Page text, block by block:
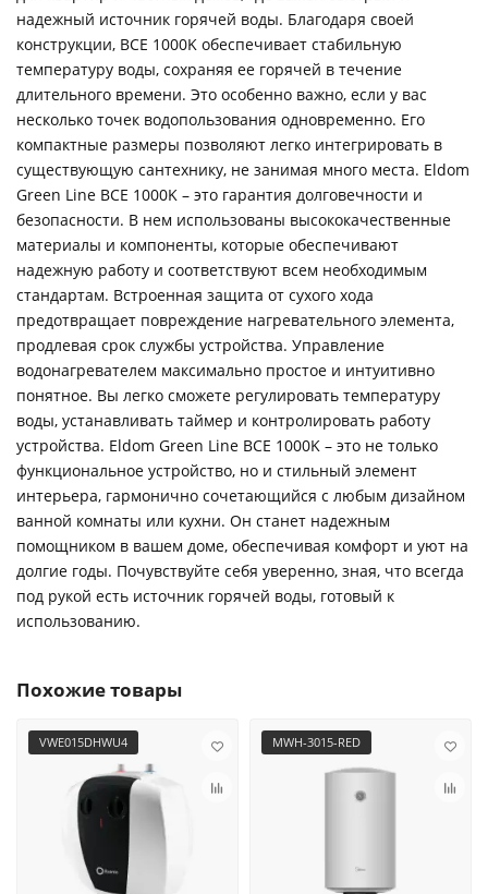
надежный источник горячей воды. Благодаря своей
конструкции, BCE 1000K обеспечивает стабильную
температуру воды, сохраняя ее горячей в течение
длительного времени. Это особенно важно, если у вас
несколько точек водопользования одновременно. Его
компактные размеры позволяют легко интегрировать в
существующую сантехнику, не занимая много места. Eldom
Green Line BCE 1000K – это гарантия долговечности и
безопасности. В нем использованы высококачественные
материалы и компоненты, которые обеспечивают
надежную работу и соответствуют всем необходимым
стандартам. Встроенная защита от сухого хода
предотвращает повреждение нагревательного элемента,
продлевая срок службы устройства. Управление
водонагревателем максимально простое и интуитивно
понятное. Вы легко сможете регулировать температуру
воды, устанавливать таймер и контролировать работу
устройства. Eldom Green Line BCE 1000K – это не только
функциональное устройство, но и стильный элемент
интерьера, гармонично сочетающийся с любым дизайном
ванной комнаты или кухни. Он станет надежным
помощником в вашем доме, обеспечивая комфорт и уют на
долгие годы. Почувствуйте себя уверенно, зная, что всегда
под рукой есть источник горячей воды, готовый к
использованию.
Похожие товары
VWE015DHWU4 MWH-3015-RED